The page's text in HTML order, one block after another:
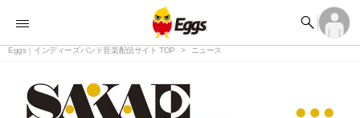


ランキング 
記事 
ライブ情報
楽曲アップロード
ログイン
アカウント登録
ログイン
Eggs｜インディーズバンド音楽配信サイト TOP ニュース